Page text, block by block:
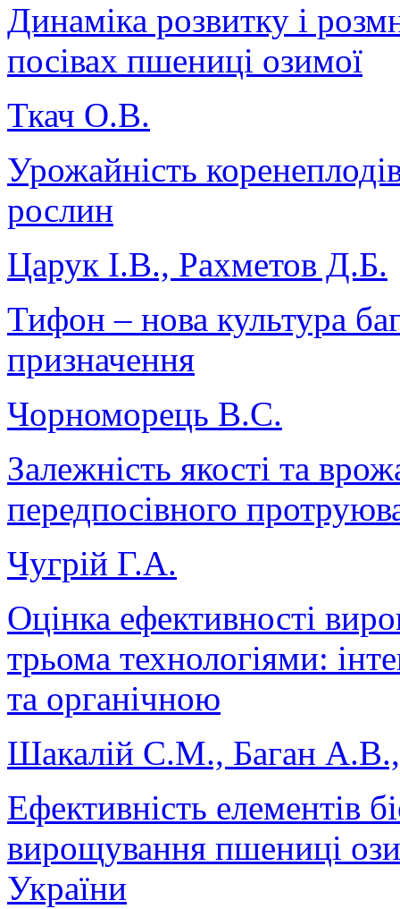
Динаміка розвитку і
посівах пшениці озимої
Ткач О.В.
Урожайність
рослин
Царук І.В., Рахметов Д.Б.
Тифон – нова культура
призначення
Чорноморець В.С.
Залежність якості та
передпосівного
Чугрій Г.А.
Оцінка ефективності
трьома технологіями:
та органічною
Шакалій С.М., Баган
Ефективність елементів
вирощування пшениці
України